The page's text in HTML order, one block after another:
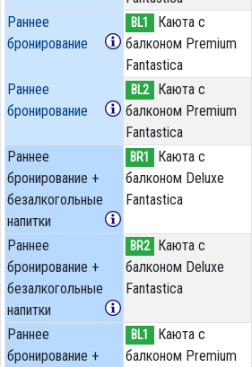
Раннее
бронирование
BL1
Каюта с
балконом Premium
Fantastica
Раннее
бронирование
BL2
Каюта с
балконом Premium
Fantastica
Раннее
бронирование +
безалкогольные
напитки
BR1
Каюта с
балконом Deluxe
Fantastica
Раннее
бронирование +
безалкогольные
напитки
BR2
Каюта с
балконом Deluxe
Fantastica
Раннее
бронирование +
BL1
Каюта с
балконом Premium